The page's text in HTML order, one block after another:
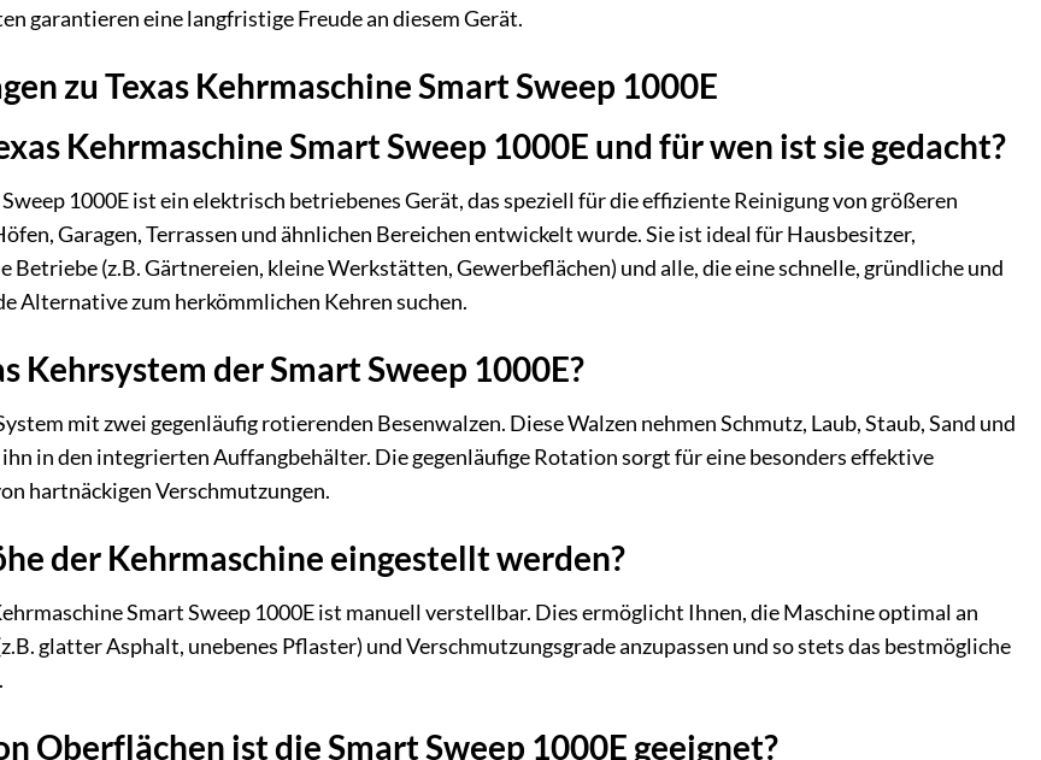
garantieren eine langfristige Freude an diesem Gerät.
zu Texas Kehrmaschine Smart Sweep 1000E
Kehrmaschine Smart Sweep 1000E und für wen ist sie gedacht?
1000E ist ein elektrisch betriebenes Gerät, das speziell für die effiziente Reinigung von größeren
Garagen, Terrassen und ähnlichen Bereichen entwickelt wurde. Sie ist ideal für Hausbesitzer,
Betriebe (z.B. Gärtnereien, kleine Werkstätten, Gewerbeflächen) und alle, die eine schnelle, gründliche und
Alternative zum herkömmlichen Kehren suchen.
der Smart Sweep 1000E?
mit zwei gegenläufig rotierenden Besenwalzen. Diese Walzen nehmen Schmutz, Laub, Staub, Sand und
in den integrierten Auffangbehälter. Die gegenläufige Rotation sorgt für eine besonders effektive
hartnäckigen Verschmutzungen.
der Kehrmaschine eingestellt werden?
Smart Sweep 1000E ist manuell verstellbar. Dies ermöglicht Ihnen, die Maschine optimal an
glatter Asphalt, unebenes Pflaster) und Verschmutzungsgrade anzupassen und so stets das bestmögliche
Oberflächen ist die Smart Sweep 1000E geeignet?